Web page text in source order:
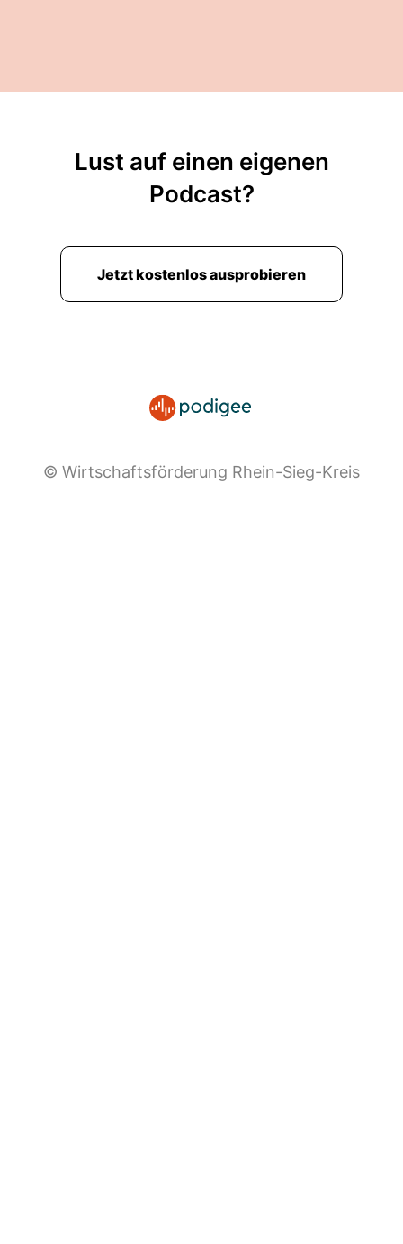
Lust auf einen eigenen
Podcast?
Jetzt kostenlos ausprobieren
© Wirtschaftsförderung Rhein-Sieg-Kreis